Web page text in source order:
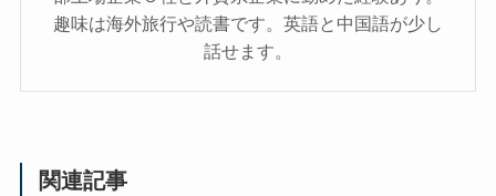
趣味は海外旅行や読書です。英語と中国語が少し
話せます。
関連記事